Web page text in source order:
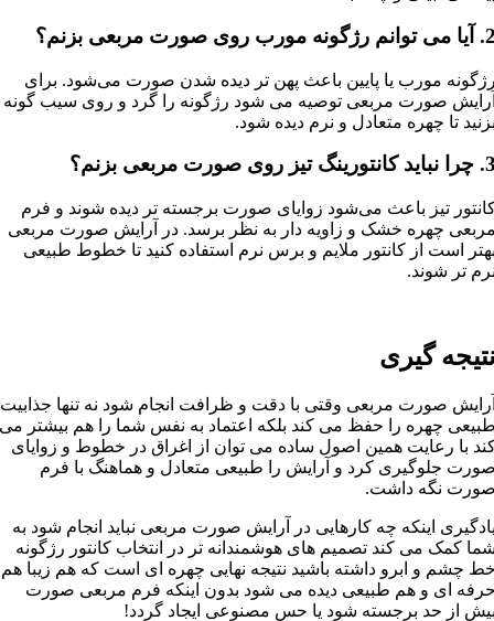
روی صورت مربعی بزنم؟
مورب یا پایین باعث پهن‌ تر دیده شدن صورت می‌شود. برای
صورت مربعی توصیه می‌ شود رژگونه را گرد و روی سیب گونه
تا چهره متعادل و نرم دیده شود.
روی صورت مربعی بزنم؟
تیز باعث می‌شود زوایای صورت برجسته‌ تر دیده شوند و فرم
چهره خشک و زاویه‌ دار به نظر برسد. در آرایش صورت مربعی
است از کانتور ملایم و برس نرم استفاده کنید تا خطوط طبیعی
تر شوند.
گیری
صورت مربعی وقتی با دقت و ظرافت انجام شود نه تنها جذابیت
چهره را حفظ می کند بلکه اعتماد به نفس شما را هم بیشتر می
با رعایت همین اصول ساده می توان از اغراق در خطوط و زوایای
جلوگیری کرد و آرایش را طبیعی متعادل و هماهنگ با فرم
نگه داشت.
اینکه چه کارهایی در آرایش صورت مربعی نباید انجام شود به
کمک می کند تصمیم های هوشمندانه تر در انتخاب کانتور رژگونه
چشم و ابرو داشته باشید نتیجه نهایی چهره ای است که هم زیبا هم
ای و هم طبیعی دیده می شود بدون اینکه فرم مربعی صورت
از حد برجسته شود یا حس مصنوعی ایجاد گردد!